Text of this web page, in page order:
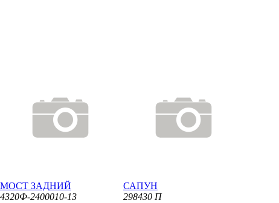
МОСТ ЗАДНИЙ
4320Ф-2400010-13
САПУН
298430 П